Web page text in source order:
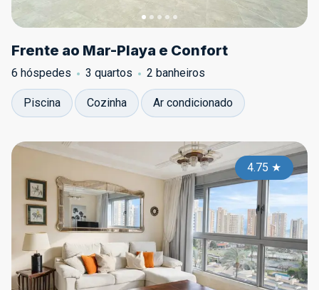
Frente ao Mar-Playa e Confort
6 hóspedes 3 quartos 2 banheiros
Piscina Cozinha Ar condicionado
4.75 ★